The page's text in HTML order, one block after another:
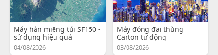
Máy hàn miệng túi SF150 -
sử dụng hiệu quả
04/08/2026
Máy đóng đai thùng
Carton tự động
03/08/2026